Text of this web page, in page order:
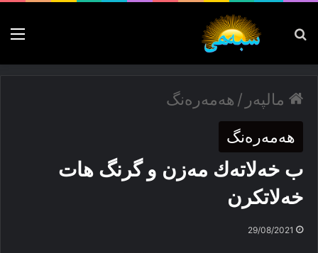
پەیدا بکە
مالپەر / ھەمەرەنگ
ھەمەرەنگ
ب خەلاتەك مەزن و گرنگ ھات
خەلاتكرن
29/08/2021